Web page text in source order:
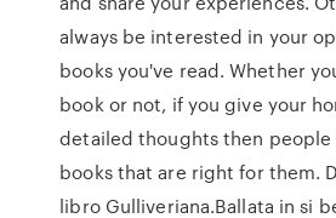
always be interested in your
books you've read. Whether
book or not, if you give your
detailed thoughts then
books that are right for them.
libro Gulliveriana.Ballata in si